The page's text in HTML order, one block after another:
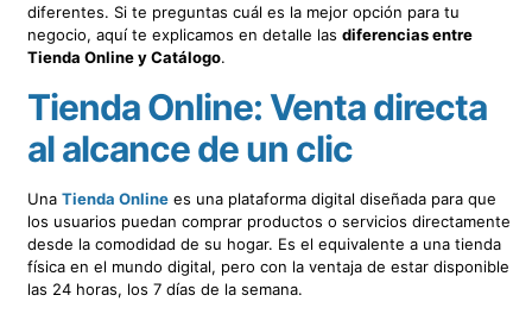
diferentes. Si te preguntas cuál es la mejor opción para tu
negocio, aquí te explicamos en detalle lasdiferencias entre
Tienda Online y Catálogo.
Tienda Online: Venta directa
al alcance de un clic
UnaTienda Online es una plataforma digital diseñada para que
los usuarios puedan comprar productos o servicios directamente
desde la comodidad de su hogar. Es el equivalente a una tienda
física en el mundo digital, pero con la ventaja de estar disponible
las 24 horas, los 7 días de la semana.